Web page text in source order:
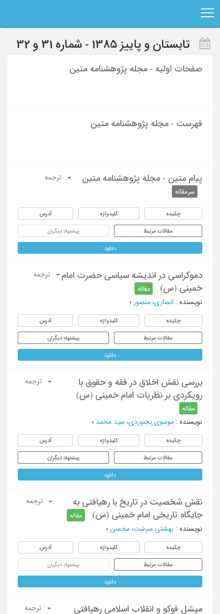
تابستان و پاییز 1385 - شماره 31 و 32
صفحات اولیه - مجله پژوهشنامه متین
فهرست - مجله پژوهشنامه متین
پیام متین - مجله پژوهشنامه متین
سرمقاله
ترجمه
چکیده کلیدواژه آدرس
مقالات مرتبط پیشنهاد دیگران
دانلود
دموکراسی در اندیشه سیاسی حضرت امام
خمینی (س)
مقاله
ترجمه
نویسنده : انصاری، منصور ؛
چکیده کلیدواژه آدرس
مقالات مرتبط پیشنهاد دیگران
دانلود
بررسی نقش اخلاق در فقه و حقوق با
رویکردی بر نظریات امام خمینی (س)
مقاله
ترجمه
نویسنده : موسوی بجنوردی، سید محمد ؛
چکیده کلیدواژه آدرس
مقالات مرتبط پیشنهاد دیگران
دانلود
نقش شخصیت در تاریخ با رهیافتی به
جایگاه تاریخی امام خمینی (س)
مقاله
ترجمه
نویسنده : بهشتی سرشت، محسن ؛
چکیده کلیدواژه آدرس
مقالات مرتبط پیشنهاد دیگران
دانلود
میشل فوکو و انقلاب اسلامی رهیافتی
ترجمه